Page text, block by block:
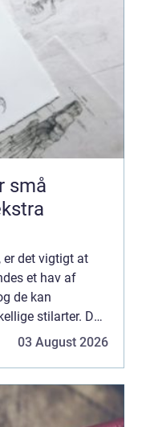
små
det vigtigt at
et hav af
de kan
stilarter. Det
møbler man
03 August 2026